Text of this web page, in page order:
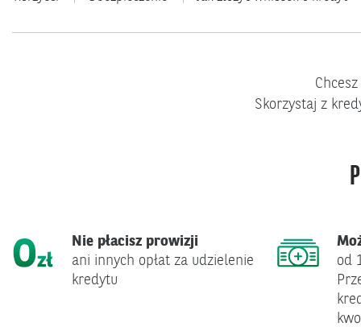
Skorzystaj z
Nie płacisz prowizji
ani innych opłat za udzielenie
kredytu
od